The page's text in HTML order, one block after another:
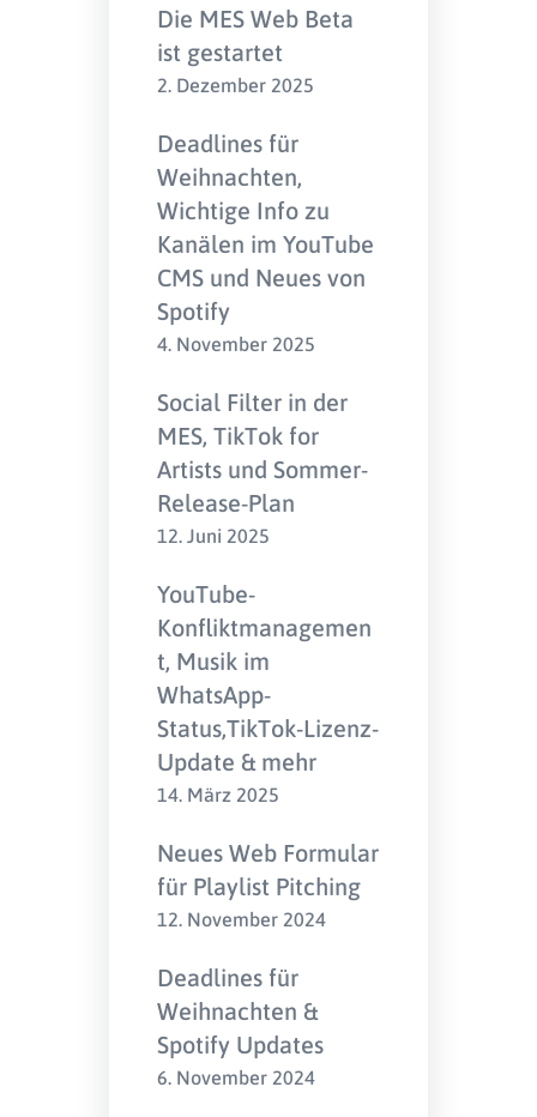
Die MES Web Beta
ist gestartet
2. Dezember 2025
Deadlines für
Weihnachten,
Wichtige Info zu
Kanälen im YouTube
CMS und Neues von
Spotify
4. November 2025
Social Filter in der
MES, TikTok for
Artists und Sommer-
Release-Plan
12. Juni 2025
YouTube-
Konfliktmanagemen
t, Musik im
WhatsApp-
Status,TikTok-Lizenz-
Update & mehr
14. März 2025
Neues Web Formular
für Playlist Pitching
12. November 2024
Deadlines für
Weihnachten &
Spotify Updates
6. November 2024